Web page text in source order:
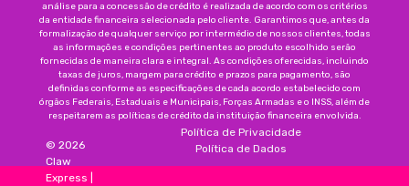
análise para a concessão de crédito é realizada de acordo com os critérios
da entidade financeira selecionada pelo cliente. Garantimos que, antes da
formalização de qualquer serviço por intermédio de nossos clientes, todas
as informações e condições pertinentes ao produto escolhido serão
fornecidas de maneira clara e integral. As condições oferecidas, incluindo
taxas de juros, margem para crédito e prazos para pagamento, são
definidas conforme as especificações de cada acordo estabelecido com
órgãos Federais, Estaduais e Municipais, Forças Armadas e o INSS, além de
respeitarem as políticas de crédito da instituição financeira envolvida.
© 2026
Claw
Express
Política de Privacidade
Política de Dados